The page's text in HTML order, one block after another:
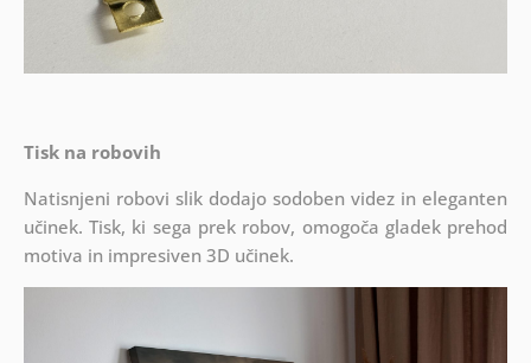
Tisk na robovih
Natisnjeni robovi slik dodajo sodoben videz in eleganten
učinek. Tisk, ki sega prek robov, omogoča gladek prehod
motiva in impresiven 3D učinek.